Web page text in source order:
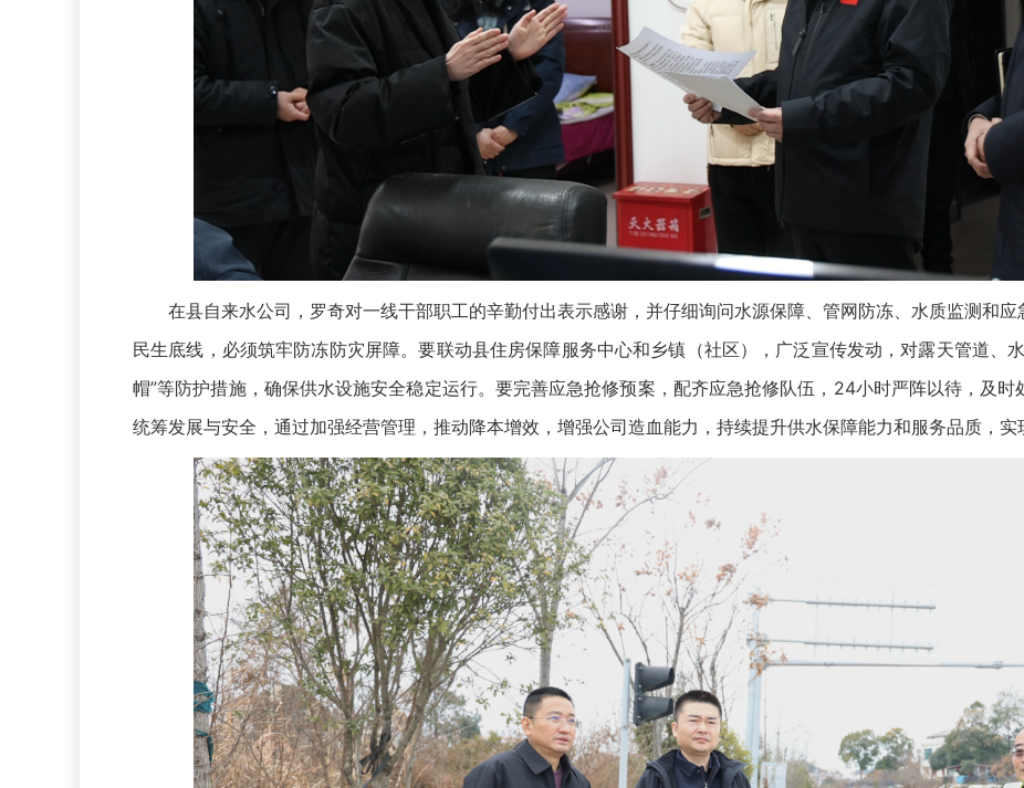
在县自来水公司，罗奇对一线干部职工的辛勤付出表示感谢，并仔细询问水源保障、管网防冻、水质监测和应
民生底线，必须筑牢防冻防灾屏障。要联动县住房保障服务中心和乡镇（社区），广泛宣传发动，对露天管道、
帽”等防护措施，确保供水设施安全稳定运行。要完善应急抢修预案，配齐应急抢修队伍，24小时严阵以待，及
统筹发展与安全，通过加强经营管理，推动降本增效，增强公司造血能力，持续提升供水保障能力和服务品质，实